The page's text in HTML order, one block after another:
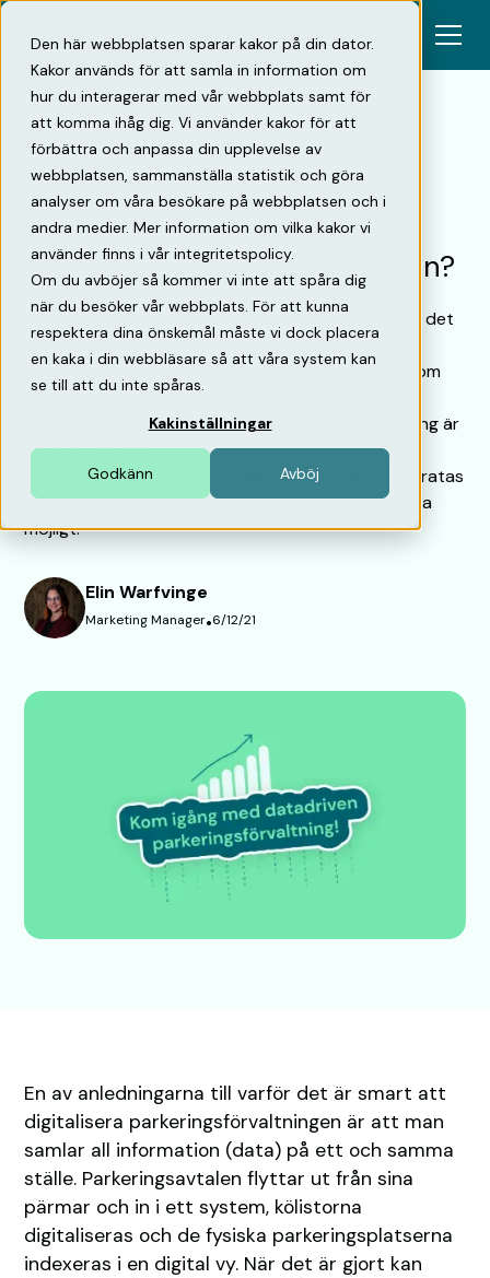
Den här webbplatsen sparar kakor på din dator.
Kakor används för att samla in information om
hur du interagerar med vår webbplats samt för
att komma ihåg dig. Vi använder kakor för att
förbättra och anpassa din upplevelse av
webbplatsen, sammanställa statistik och göra
analyser om våra besökare på webbplatsen och i
andra medier. Mer information om vilka kakor vi
använder finns i vår integritetspolicy.
Om du avböjer så kommer vi inte att spåra dig
när du besöker vår webbplats. För att kunna
respektera dina önskemål måste vi dock placera
en kaka i din webbläsare så att våra system kan
se till att du inte spåras.
Kakinställningar
Godkänn Avböj
Tillbaka
Vilken roll spelar data i den
digitala parkeringsförvaltningen?
När man pratar om digital parkeringsförvaltning är det
ofta fokus på vad som är möjligt att göra rent
funktionellt och hur det underlättar både för er som
äger parkeringsytorna och de som parkerar sina
fordon där. Med all rätt. Digital parkeringsförvaltning är
en revolution för alla som kommer i kontakt med
parkering. Men det finns en aspekt som det inte pratas
om lika ofta och det är den data som gör allt detta
möjligt.
Elin Warfvinge
Marketing Manager•6/12/21
En av anledningarna till varför det är smart att
digitalisera parkeringsförvaltningen är att man
samlar all information (data) på ett och samma
ställe. Parkeringsavtalen flyttar ut från sina
pärmar och in i ett system, kölistorna
digitaliseras och de fysiska parkeringsplatserna
indexeras i en digital vy. När det är gjort kan